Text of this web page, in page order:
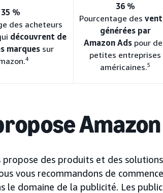
35 %
des acheteurs
découvrent de
marques sur
4
36 %
Pourcentage des
générées par
Amazon Ads pour
petites entreprises
américaines.5
propose des produits et des
vous recommandons de
le domaine de la publicité. Les